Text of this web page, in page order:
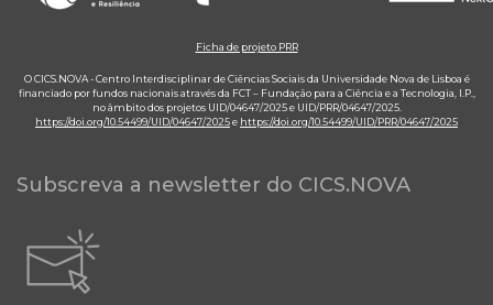
Ficha de projeto PRR
O CICS.NOVA - Centro Interdisciplinar de Ciências Sociais da Universidade Nova de Lisboa é
financiado por fundos nacionais através da FCT – Fundação para a Ciência e a Tecnologia, I.P.,
no âmbito dos projetos UID/04647/2025 e UID/PRR/04647/2025.
https://doi.org/10.54499/UID/04647/2025e https://doi.org/10.54499/UID/PRR/04647/2025
Subscreva a newsletter do CICS.NOVA